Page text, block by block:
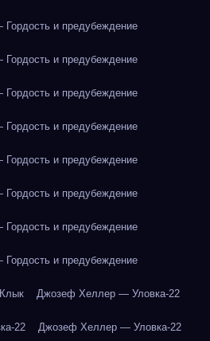
и предубеждение
и предубеждение
и предубеждение
и предубеждение
и предубеждение
и предубеждение
и предубеждение
и предубеждение
Джозеф Хеллер — Уловка-22
22 Джозеф Хеллер — Уловка-22